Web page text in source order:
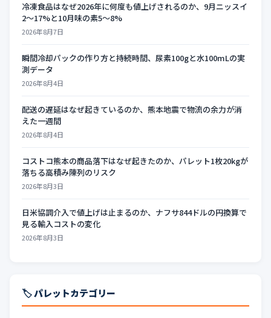
冷凍食品はなぜ2026年に何度も値上げされるのか、9月ニッスイ
2〜17%と10月味の素5〜8%
2026年8月7日
瞬間冷却パックの作り方と持続時間、尿素100gと水100mLの実
測データ
2026年8月4日
配送の遅延はなぜ起きているのか、熊本地震で物流の余力が消
えた一週間
2026年8月4日
コストコ熊本の商品落下はなぜ起きたのか、パレット1枚20kgが
落ちる高積み陳列のリスク
2026年8月3日
日米協調介入で値上げは止まるのか、ナフサ844ドルの円換算で
見る輸入コストの変化
2026年8月3日
🏷️ パレットカテゴリー